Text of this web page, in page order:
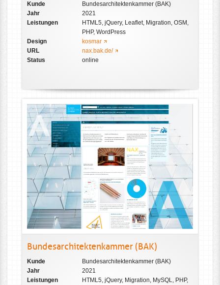
Kunde
Bundesarchitektenkammer (BAK)
Jahr
2021
Leistungen
HTML5, jQuery, Leaflet, Migration, OSM,
PHP, WordPress
Design
kosmar
URL
nax.bak.de/
Status
online
Bundesarchitektenkammer (BAK)
Kunde
Bundesarchitektenkammer (BAK)
Jahr
2021
Leistungen
HTML5, jQuery, Migration, MySQL, PHP,